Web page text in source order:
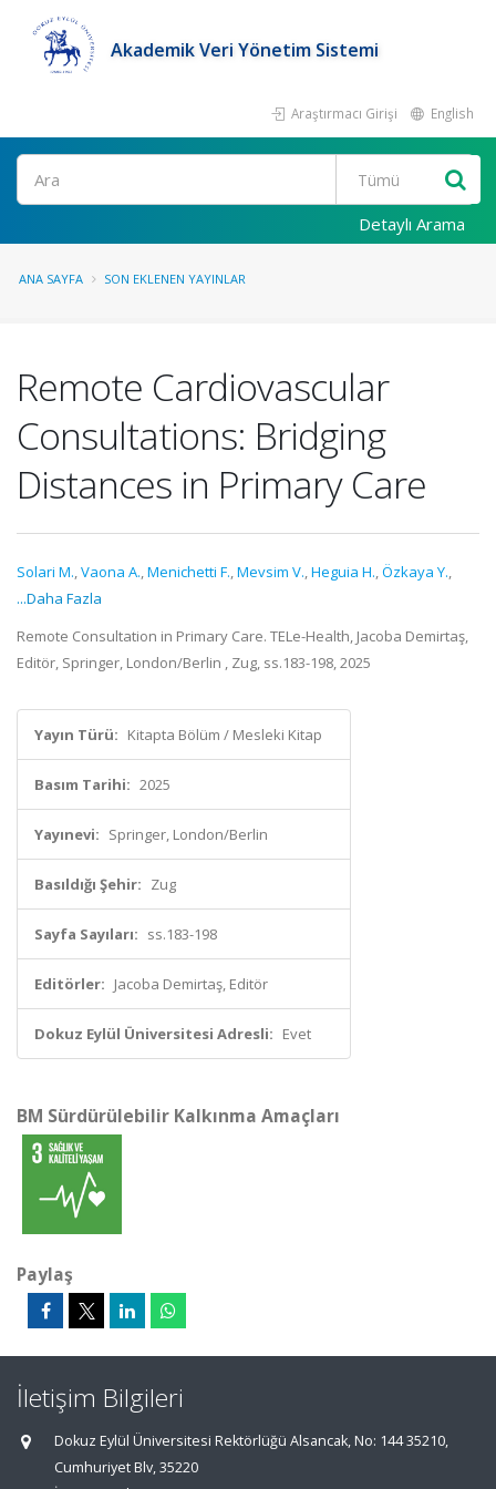
Akademik Veri Yönetim Sistemi
Araştırmacı Girişi English
Ara
Detaylı Arama
ANA SAYFA SON EKLENEN YAYINLAR
Remote Cardiovascular
Consultations: Bridging
Distances in Primary Care
Solari M.,Vaona A.,Menichetti F.,Mevsim V.,Heguia H.,Özkaya Y.,
...Daha Fazla
Remote Consultation in Primary Care. TELe-Health, Jacoba Demirtaş,
Editör, Springer, London/Berlin , Zug, ss.183-198, 2025
Yayın Türü: Kitapta Bölüm / Mesleki Kitap
Basım Tarihi: 2025
Yayınevi: Springer, London/Berlin
Basıldığı Şehir: Zug
Sayfa Sayıları: ss.183-198
Editörler: Jacoba Demirtaş, Editör
Dokuz Eylül Üniversitesi Adresli: Evet
BM Sürdürülebilir Kalkınma Amaçları
Paylaş
İletişim Bilgileri
Dokuz Eylül Üniversitesi Rektörlüğü Alsancak, No: 144 35210,
Cumhuriyet Blv, 35220